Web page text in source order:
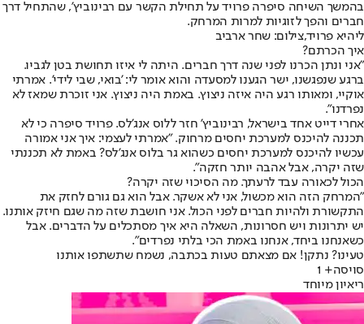
בהמשך השיחה סיפרה פרויד על תחילת הקשר עם רבינוביץ', שהתחיל דרך
חברים והפך לזוגיות למרות המרחק.
ליהיא פרויד,צילום: שחר ארביב
איך הכרתם?
"אני ונתן הכרנו לפני שנה דרך חברים. היתה לי איזו תחושת בטן לגביו.
ברגע שנפגשנו, ישר הגענו למסעדה והוא אומר לי: 'בואי, שבי לידי'. אמרתי
אוקיי, ומאותו רגע היה איזה ניצוץ. באמת היה ניצוץ. אני זוכרת שמאז לא
נפרדנו".
אחרי דייט אחד בישראל, רבינוביץ' חזר ללוס אנג'לס. פרויד סיפרה כי לא
תכננה להיכנס למערכת יחסים מרחוק. "אמרתי לעצמי: איך אני אמורה
עכשיו להיכנס למערכת יחסים כשהוא גר בלוס אנג'לס? באמת לא תכננתי
שזה יקרה, אבל אהבה יותר חזקה".
הכול לכאורה עבד לרעתך. מה הסיכוי שזה יקרה?
"המרחק הזה הוא מכשול, אני לא אשקר. אבל הוא גם גורם לחזק את
התקשורת ולהיות חברים לפני הכול. אני חושבת שזה מה שגם חיזק אותנו.
יש יתרונות ויש חסרונות, השאלה היא איך מסתכלים על הדברים. אבל
כשאנחנו ביחד, אנחנו באמת הכי בלתי נפרדים".
טעינו? נתקן! אם מצאתם טעות בכתבה, נשמח שתשתפו אותנו
סויסה+ 1
ריאיון מיוחד